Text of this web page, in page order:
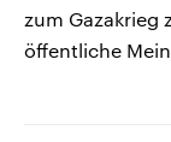
zum Gazakrieg
öffentliche